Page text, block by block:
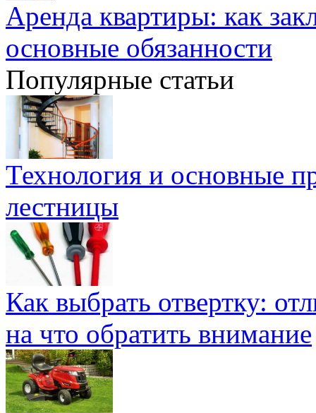
Аренда квартиры: как
основные обязанности
Популярные статьи
Технология и основные
лестницы
Как выбрать отвертку:
на что обратить внимание